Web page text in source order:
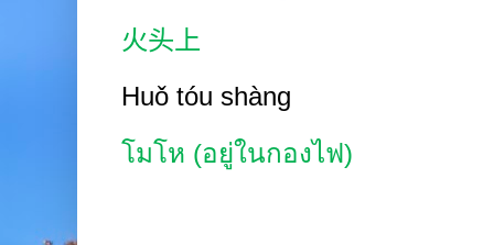
火头上
Huǒ tóu shàng
โมโห (อยู่ในกองไฟ)